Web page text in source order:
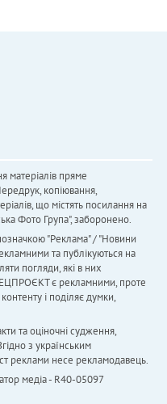
матеріалів пряме
копіювання,
що містять посилання на
Фото Група", заборонено.
"Реклама" / "Новини
та публікуються на
погляди, які в них
є рекламними, проте
і поділяє думки,
та оціночні судження,
з українським
реклами несе рекламодавець.
медіа - R40-05097